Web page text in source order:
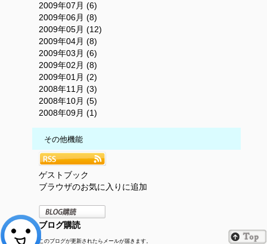
2009年07月 (6)
2009年06月 (8)
2009年05月 (12)
2009年04月 (8)
2009年03月 (6)
2009年02月 (8)
2009年01月 (2)
2008年11月 (3)
2008年10月 (5)
2008年09月 (1)
その他機能
ゲストブック
ブラウザのお気に入りに追加
ブログ購読
このブログが更新されたらメールが届きます。